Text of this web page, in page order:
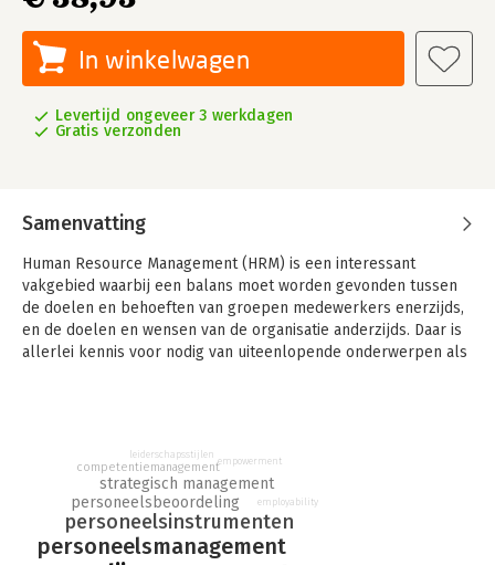
In winkelwagen
Levertijd ongeveer 3 werkdagen
Gratis verzonden
Samenvatting
Human Resource Management (HRM) is een interessant
vakgebied waarbij een balans moet worden gevonden tussen
de doelen en behoeften van groepen medewerkers enerzijds,
en de doelen en wensen van de organisatie anderzijds. Daar is
allerlei kennis voor nodig van uiteenlopende onderwerpen als
primair bedoeld voor toekomstige HR managers. Dat is vaak te
veel van het goede voor de (toekomstige) lijnmanager die
enkel de kern van HRM wil doorgronden. Dit boek behandelt
vrijwel uitsluitend die HRM-onderwerpen die voor een
‘doorsnee’ lijnmanager relevant zijn.
personeelsmanagement
personeelsinstrumenten
personeelsbeoordeling
strategisch management
competentiemanagement
leiderschapsstijlen
empowerment
employability